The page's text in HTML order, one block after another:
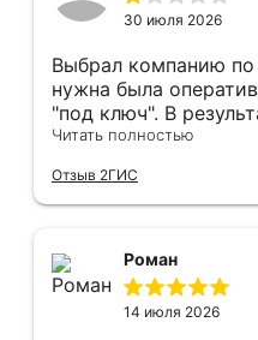
30 июля 2026
Выбрал компанию
нужна была
"под ключ". В
часа потратить на
"утилизация старой
уборка выломанного
После предъявления
получил только
монтажника,
Читать полностью
Отзыв 2ГИС
Роман
14 июля 2026